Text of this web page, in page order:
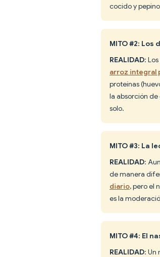
cocido y
MITO #2:
REALIDAD:
arroz integral
proteínas
la absorción
solo.
MITO #3: La
REALIDAD:
de manera
diario, pero el
es la
MITO #4: El
REALIDAD: Un